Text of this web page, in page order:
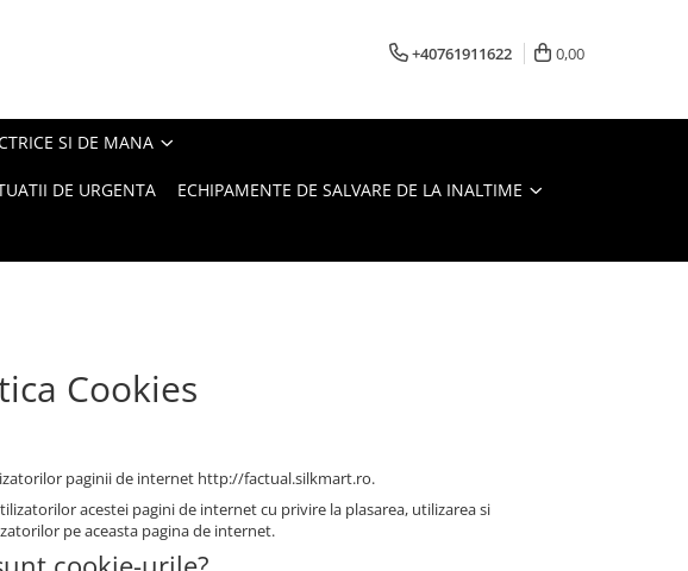
+40761911622 0,00
SI DE MANA
DE URGENTA ECHIPAMENTE DE SALVARE DE LA INALTIME
Cookies
paginii de internet http://factual.silkmart.ro.
acestei pagini de internet cu privire la plasarea, utilizarea si
pe aceasta pagina de internet.